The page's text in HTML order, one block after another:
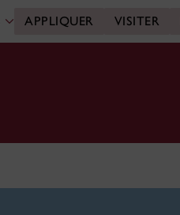
APPLIQUER VISITER